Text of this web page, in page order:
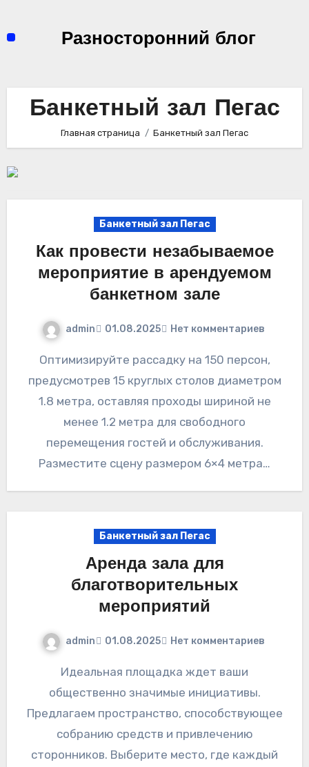
содержимомуРазносторонний блог
Банкетный зал Пегас
Главная страница Банкетный зал Пегас
Банкетный зал Пегас
Как провести незабываемое
мероприятие в арендуемом
банкетном зале
admin 01.08.2025 Нет комментариев
Оптимизируйте рассадку на 150 персон,
предусмотрев 15 круглых столов диаметром
1.8 метра, оставляя проходы шириной не
менее 1.2 метра для свободного
перемещения гостей и обслуживания.
Разместите сцену размером 6×4 метра…
Банкетный зал Пегас
Аренда зала для
благотворительных
мероприятий
admin 01.08.2025 Нет комментариев
Идеальная площадка ждет ваши
общественно значимые инициативы.
Предлагаем пространство, способствующее
собранию средств и привлечению
сторонников. Выберите место, где каждый